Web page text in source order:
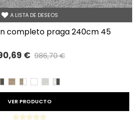
A LISTA DE DESEOS
completo praga 240cm 45
€ 986,70 €
CAMBRIAN/PIZARRA
CAMBRIAN
CAMBRIAN/BLANCO
BLANCO
TIBETTIBET/PIZARRA
VER PRODUCTO